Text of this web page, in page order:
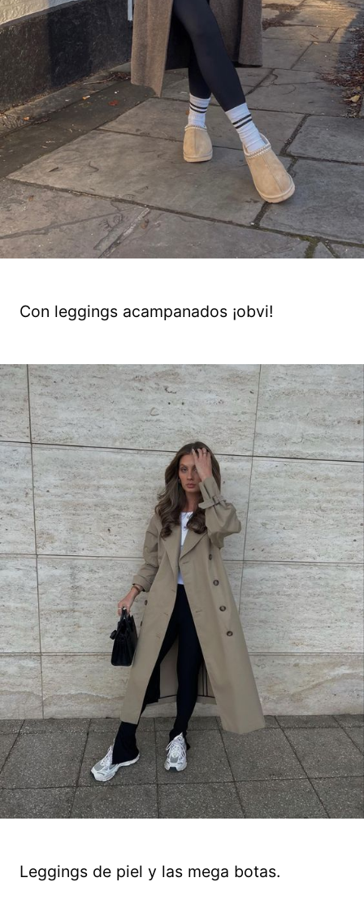
Con leggings acampanados ¡obvi!
Leggings de piel y las mega botas.